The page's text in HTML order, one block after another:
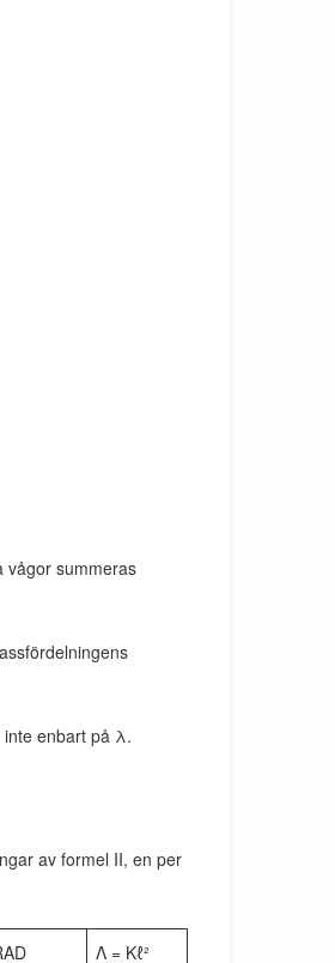
vågor summeras
enbart på λ.
av formel II, en per
Λ = Kℓ²